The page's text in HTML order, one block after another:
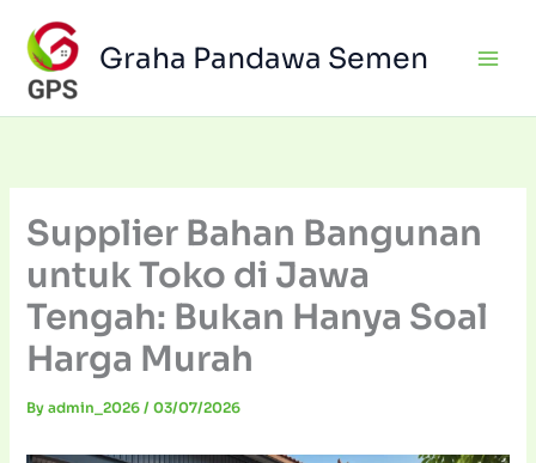
content
Graha Pandawa Semen
Supplier Bahan Bangunan
untuk Toko di Jawa
Tengah: Bukan Hanya Soal
Harga Murah
Byadmin_2026/03/07/2026